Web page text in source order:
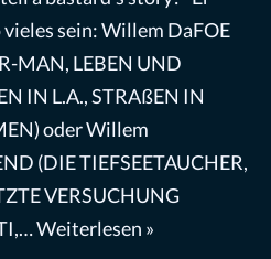
vieles sein: Willem DaFOE
MAN, LEBEN UND
IN L.A., STRAßEN IN
oder Willem
(DIE TIEFSEETAUCHER,
VERSUCHUNG
Weiterlesen »